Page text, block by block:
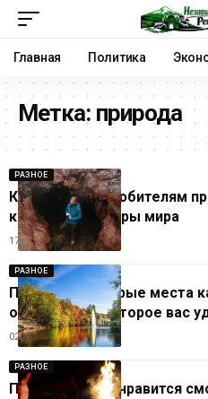
Главная Политика
Метка: природа
РАЗНОЕ
Куда поехать любителям
красивые пещеры мира
17.07.2026
РАЗНОЕ
Почему некоторые места
объяснение, которое вас
02.07.2026
РАЗНОЕ
Почему людям нравится